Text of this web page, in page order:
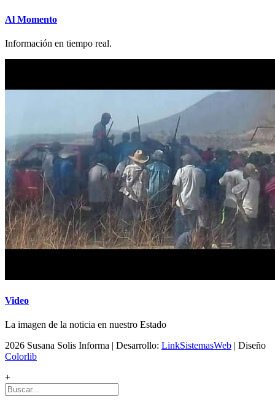
Al Momento
Información en tiempo real.
Video
La imagen de la noticia en nuestro Estado
2026 Susana Solis Informa | Desarrollo: LinkSistemasWeb | Diseño
Colorlib
+